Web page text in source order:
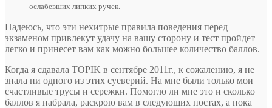
ослабевших липких ручек.
Надеюсь, что эти нехитрые правила поведения перед
экзаменом привлекут удачу на вашу сторону и тест пройдет
легко и принесет вам как можно большее количество баллов.
Когда я сдавала TOPIK в сентябре 2011г., к сожалению, я не
знала ни одного из этих суеверий. На мне были только мои
счастливые трусы и сережки. Помогло ли мне это и сколько
баллов я набрала, раскрою вам в следующих постах, а пока